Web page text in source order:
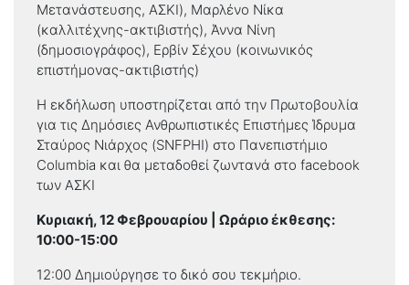
Μετανάστευσης, ΑΣΚΙ), Μαρλένο Νίκα
(καλλιτέχνης-ακτιβιστής), Άννα Νίνη
(δημοσιογράφος), Ερβίν Σέχου (κοινωνικός
επιστήμονας-ακτιβιστής)
Η εκδήλωση υποστηρίζεται από την Πρωτοβουλία
για τις Δημόσιες Ανθρωπιστικές Επιστήμες Ίδρυμα
Σταύρος Νιάρχος (SNFPHI) στο Πανεπιστήμιο
Columbia και θα μεταδοθεί ζωντανά στο facebook
των ΑΣΚΙ
Κυριακή, 12 Φεβρουαρίου | Ωράριο έκθεσης:
10:00-15:00
12:00 Δημιούργησε το δικό σου τεκμήριο.